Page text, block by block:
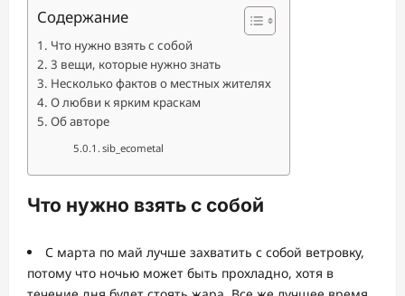
Содержание
Что нужно взять с собой
3 вещи, которые нужно знать
Несколько фактов о местных жителях
О любви к ярким краскам
Об авторе
sib_ecometal
Что нужно взять с собой
С марта по май лучше захватить с собой ветровку,
потому что ночью может быть прохладно, хотя в